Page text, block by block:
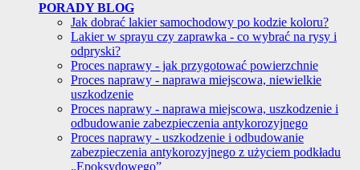
PORADY BLOG
Jak dobrać lakier samochodowy po kodzie koloru?
Lakier w sprayu czy zaprawka - co wybrać na rysy i
odpryski?
Proces naprawy - jak przygotować powierzchnie
Proces naprawy - naprawa miejscowa, niewielkie
uszkodzenie
Proces naprawy - naprawa miejscowa, uszkodzenie i
odbudowanie zabezpieczenia antykorozyjnego
Proces naprawy - uszkodzenie i odbudowanie
zabezpieczenia antykorozyjnego z użyciem podkładu
„Epoksydowego”